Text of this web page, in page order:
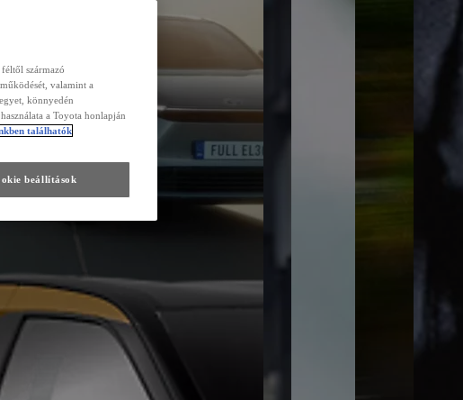
származó
valamint a
könnyedén
a Toyota honlapján
találhatók
beállítások